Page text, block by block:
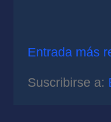
Entrada más
Suscribirse a: